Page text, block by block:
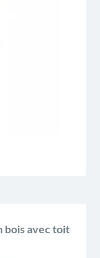
A
bois avec toit